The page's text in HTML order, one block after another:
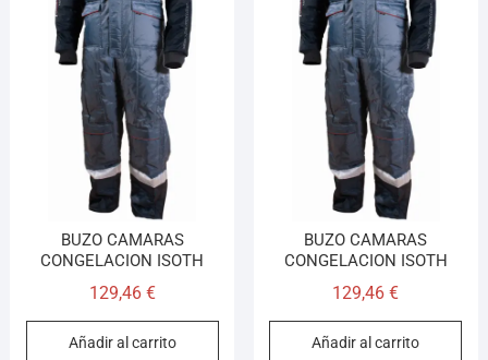
BUZO CAMARAS
CONGELACION ISOTH
129,46 €
Añadir al carrito
BUZO CAMARAS
CONGELACION ISOTH
129,46€
Añadir al carrito